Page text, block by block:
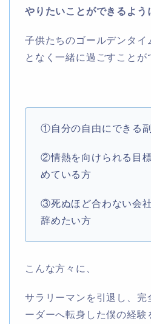
やりたいことができるよう
子供たちのゴールデンタイ
となく一緒に過ごすことが
①自分の自由にできる
②情熱を向けられる目
めている方
③死ぬほど合わない会
辞めたい方
こんな方々に、
サラリーマンを引退し、完
ーダーへ転身した僕の経験